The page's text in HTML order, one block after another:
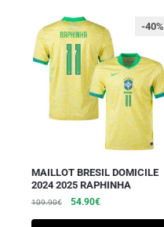
-40%
MAILLOT BRESIL DOMICILE
2024 2025 RAPHINHA
109.90€ 54.90€